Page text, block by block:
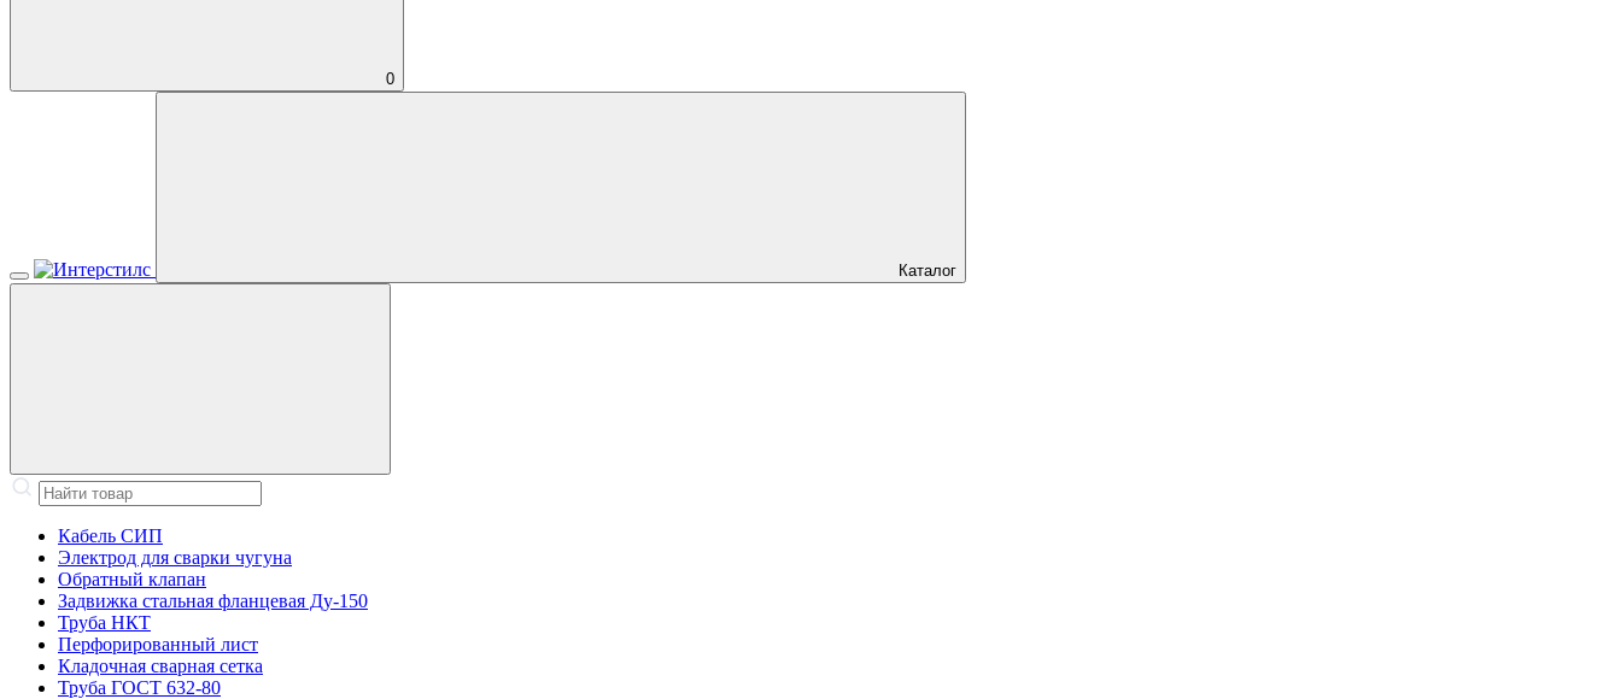
0
Каталог
Кабель СИП
Электрод для сварки чугуна
Обратный клапан
Задвижка стальная фланцевая Ду-150
Труба НКТ
Перфорированный лист
Кладочная сварная сетка
Труба ГОСТ 632-80